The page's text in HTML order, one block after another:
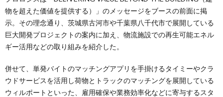
物を超えた価値を提供する）」のメッセージをブースの前面に掲
示。その理念通り、茨城県古河市や千葉県八千代市で展開している
巨大開発プロジェクトの案内に加え、物流施設での再生可能エネル
ギー活用などの取り組みを紹介した。
併せて、単発バイトのマッチングアプリを手掛けるタイミーやクラ
ウドサービスを活用し荷物とトラックのマッチングを展開している
ウィルポートといった、雇用確保や業務効率化などに寄与するスタ